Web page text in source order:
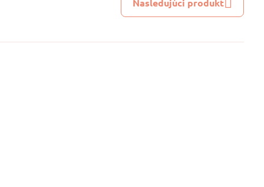
Nasledujúci produkt